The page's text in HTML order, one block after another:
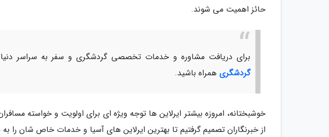
حائز اهمیت می شوند.
برای دریافت مشاوره و خدمات تخصصی گردشگری و سفر به سراسر
گردشگری همراه باشید.
خوشبختانه، امروزه بیشتر ایرلاین ها توجه ویژه ای برای اولویت و خواسته
از خبرنگاران تصمیم گرفتیم تا بهترین ایرلاین های آسیا و خدمات خاص شان را